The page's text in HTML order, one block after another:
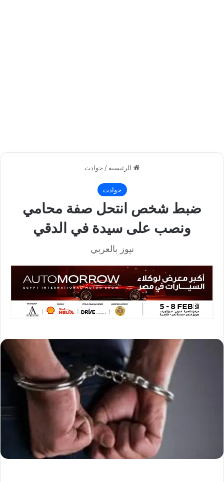
الرئيسية / حوادث
حوادث
ضبط شخص انتحل صفة محامي
ونصب على سيدة في الدقي
نيوز بالعربي